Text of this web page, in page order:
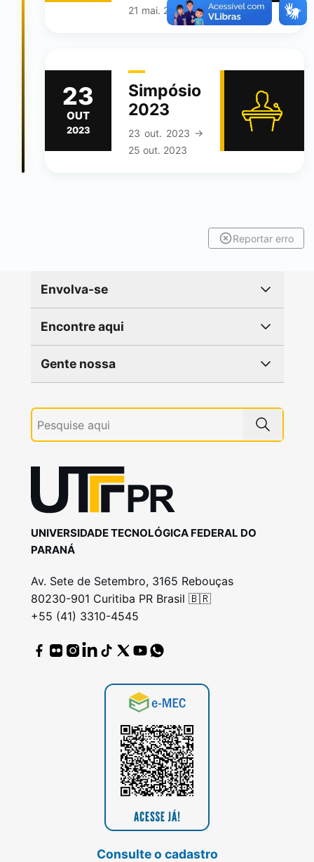
21 mai. 2023
23
OUT
2023
Simpósio
2023
23 out. 2023 →
25 out. 2023
Reportar erro
Envolva-se
Encontre aqui
Gente nossa
UNIVERSIDADE TECNOLÓGICA FEDERAL DO
PARANÁ
Av. Sete de Setembro, 3165 Rebouças
80230-901 Curitiba PR Brasil 🇧🇷
+55 (41) 3310-4545
Consulte o cadastro